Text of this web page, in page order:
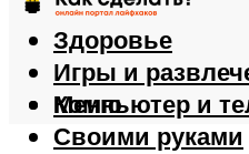
Еда
Здоровье
Игры и
Компьютер и
Своими руками
Меню